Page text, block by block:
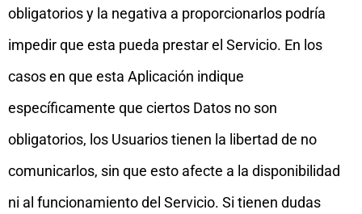
obligatorios y la negativa a proporcionarlos podría
impedir que esta pueda prestar el Servicio. En los
casos en que esta Aplicación indique
específicamente que ciertos Datos no son
obligatorios, los Usuarios tienen la libertad de no
comunicarlos, sin que esto afecte a la disponibilidad
ni al funcionamiento del Servicio. Si tienen dudas